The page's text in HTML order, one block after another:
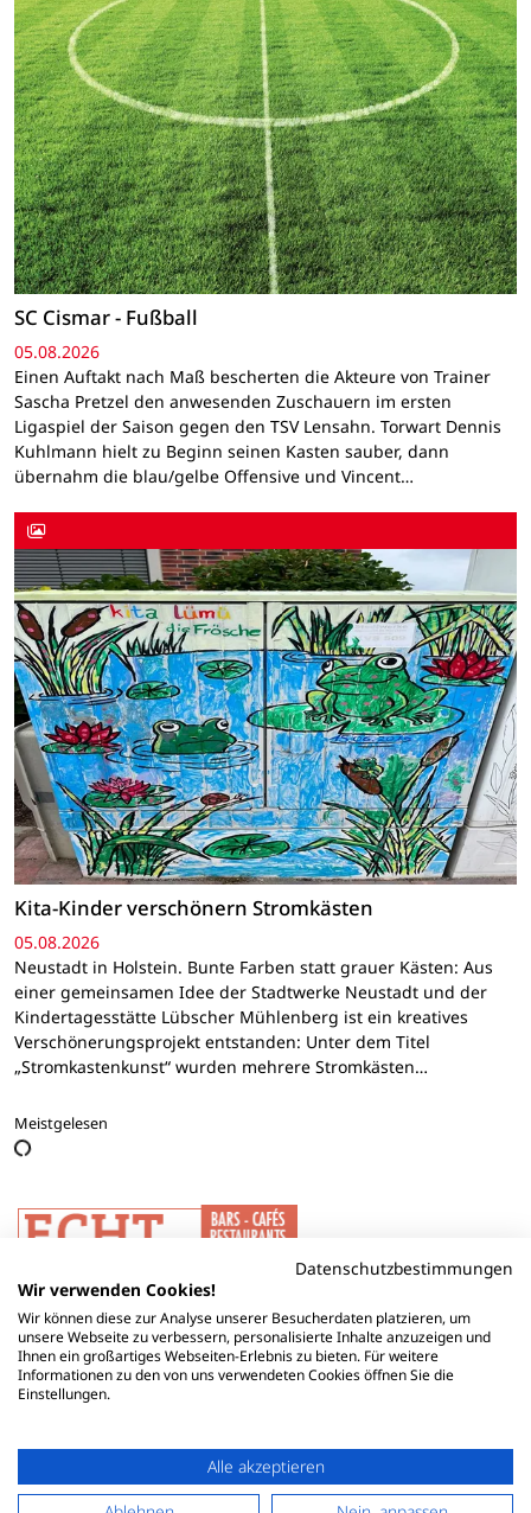
SC Cismar - Fußball
05.08.2026
Einen Auftakt nach Maß bescherten die Akteure von Trainer
Sascha Pretzel den anwesenden Zuschauern im ersten
Ligaspiel der Saison gegen den TSV Lensahn. Torwart Dennis
Kuhlmann hielt zu Beginn seinen Kasten sauber, dann
übernahm die blau/gelbe Offensive und Vincent…
Kita-Kinder verschönern Stromkästen
05.08.2026
Neustadt in Holstein. Bunte Farben statt grauer Kästen: Aus
einer gemeinsamen Idee der Stadtwerke Neustadt und der
Kindertagesstätte Lübscher Mühlenberg ist ein kreatives
Verschönerungsprojekt entstanden: Unter dem Titel
„Stromkastenkunst“ wurden mehrere Stromkästen…
Meistgelesen
Datenschutzbestimmungen
Wir verwenden Cookies!
Wir können diese zur Analyse unserer Besucherdaten platzieren, um
unsere Webseite zu verbessern, personalisierte Inhalte anzuzeigen und
Ihnen ein großartiges Webseiten-Erlebnis zu bieten. Für weitere
Informationen zu den von uns verwendeten Cookies öffnen Sie die
Einstellungen.
Alle akzeptieren